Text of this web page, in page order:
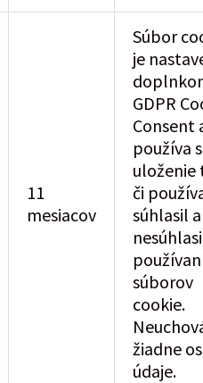
11
mesiacov
Súbor
je
GDPR
Consent
používa
uloženie
či
súhlasil
súborov
cookie.
žiadne
údaje.